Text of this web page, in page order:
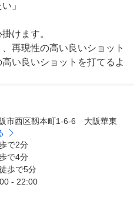
」
けます。
再現性の高い良いショット
い良いショットを打てるよ
ルフライフを体験していた
ーズを含んだレンタル用品
す。
市西区靱本町1-6-6 大阪華東
で2分
で4分
歩で5分
- 22:00